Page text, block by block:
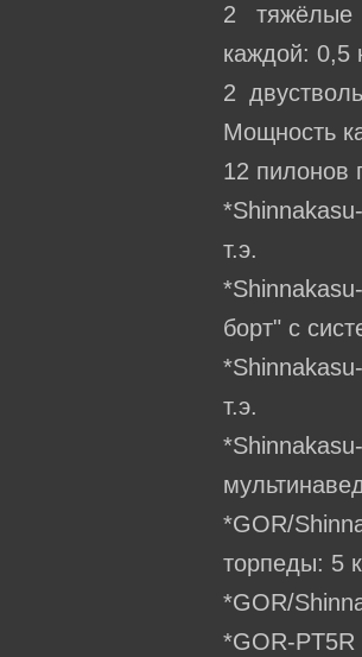
2 тяжёлые
каждой: 0,5
2
Мощность
12 пилонов
т.э.
борт" с
т.э.
*GOR/
торпеды: 5
*GOR/
*GOR-